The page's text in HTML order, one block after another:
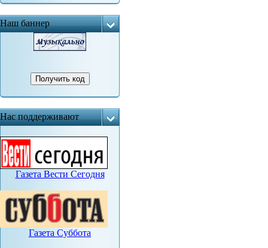
Наш баннер
Нас поддерживают
Газета Вести Сегодня
Газета Суббота